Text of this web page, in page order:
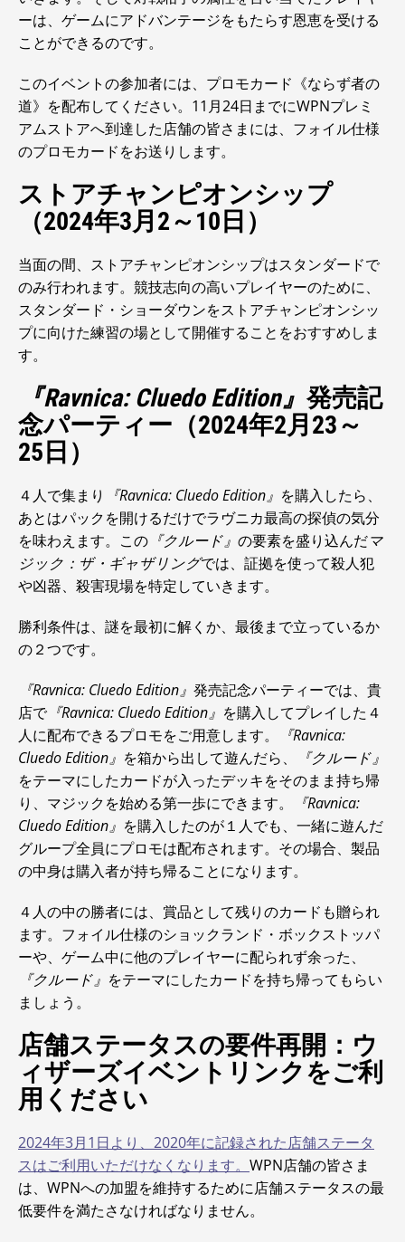
ーは、ゲームにアドバンテージをもたらす恩恵を受ける
ことができるのです。
このイベントの参加者には、プロモカード《ならず者の
道》を配布してください。11月24日までにWPNプレミ
アムストアへ到達した店舗の皆さまには、フォイル仕様
のプロモカードをお送りします。
ストアチャンピオンシップ
（2024年3月2～10日）
当面の間、ストアチャンピオンシップはスタンダードで
のみ行われます。競技志向の高いプレイヤーのために、
スタンダード・ショーダウンをストアチャンピオンシッ
プに向けた練習の場として開催することをおすすめしま
す。
『Ravnica: Cluedo Edition』 発売記
念パーティー（2024年2月23～
25日）
４人で集まり 『Ravnica: Cluedo Edition』 を購入したら、
あとはパックを開けるだけでラヴニカ最高の探偵の気分
を味わえます。この 『クルード』 の要素を盛り込んだマ
ジック：ザ・ギャザリングでは、証拠を使って殺人犯
や凶器、殺害現場を特定していきます。
勝利条件は、謎を最初に解くか、最後まで立っているか
の２つです。
『Ravnica: Cluedo Edition』 発売記念パーティーでは、貴
店で『Ravnica: Cluedo Edition』 を購入してプレイした４
人に配布できるプロモをご用意します。
『Ravnica:
Cluedo Edition』 を箱から出して遊んだら、
『クルード』
をテーマにしたカードが入ったデッキをそのまま持ち帰
り、マジックを始める第一歩にできます。
『Ravnica:
Cluedo Edition』 を購入したのが１人でも、一緒に遊んだ
グループ全員にプロモは配布されます。その場合、製品
の中身は購入者が持ち帰ることになります。
４人の中の勝者には、賞品として残りのカードも贈られ
ます。フォイル仕様のショックランド・ボックストッパ
ーや、ゲーム中に他のプレイヤーに配られず余った、
『クルード』 をテーマにしたカードを持ち帰ってもらい
ましょう。
店舗ステータスの要件再開：ウ
ィザーズイベントリンクをご利
用ください
2024年3月1日より、2020年に記録された店舗ステータ
スはご利用いただけなくなります。 WPN店舗の皆さま
は、WPNへの加盟を維持するために店舗ステータスの最
低要件を満たさなければなりません。